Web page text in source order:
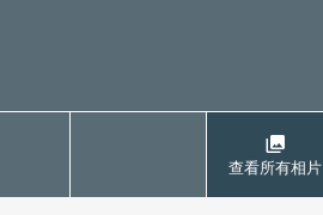
查看所有相片